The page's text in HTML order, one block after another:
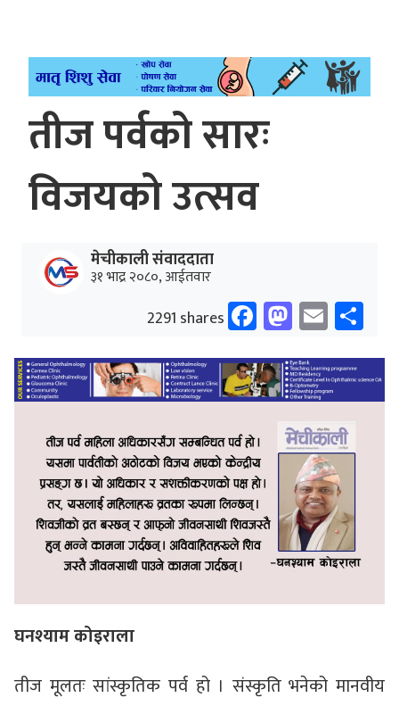
तीज पर्वको सारः
विजयको उत्सव
मेचीकाली संवाददाता
३१ भाद्र २०८०, आईतवार
2291 shares Facebook
Email
घनश्याम कोइराला
तीज मूलतः सांस्कृतिक पर्व हो । संस्कृति भनेको मानवीय